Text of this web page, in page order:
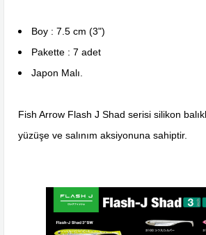
Boy : 7.5 cm (3")
Pakette : 7 adet
Japon Malı.
Fish Arrow Flash J Shad serisi silikon
yüzüşe ve salınım aksiyonuna sahiptir.